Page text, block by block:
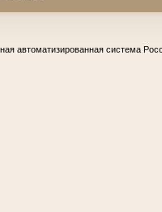
автоматизированная система